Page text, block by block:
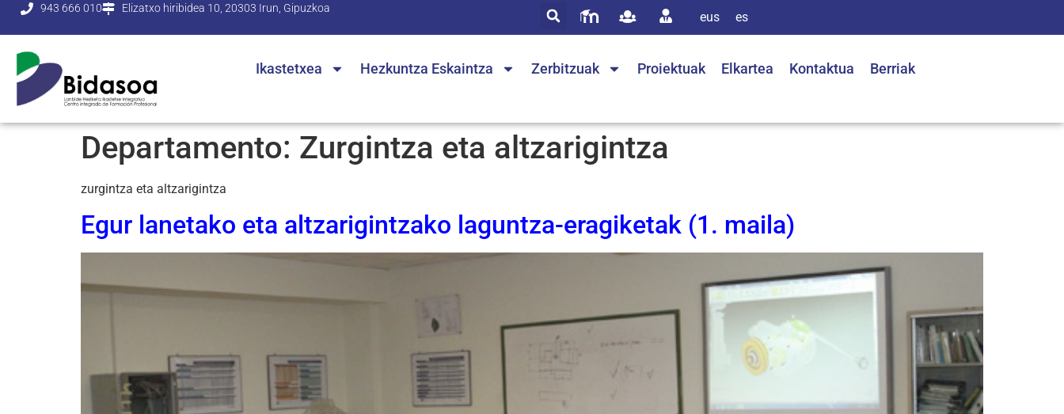
943 666 010 Elizatxo hiribidea 10, 20303 Irun, Gipuzkoa
eus es
Ikastetxea Hezkuntza Eskaintza Zerbitzuak Proiektuak Elkartea Kontaktua Berriak
Departamento: Zurgintza eta altzarigintza
zurgintza eta altzarigintza
Egur lanetako eta altzarigintzako laguntza-eragiketak (1. maila)